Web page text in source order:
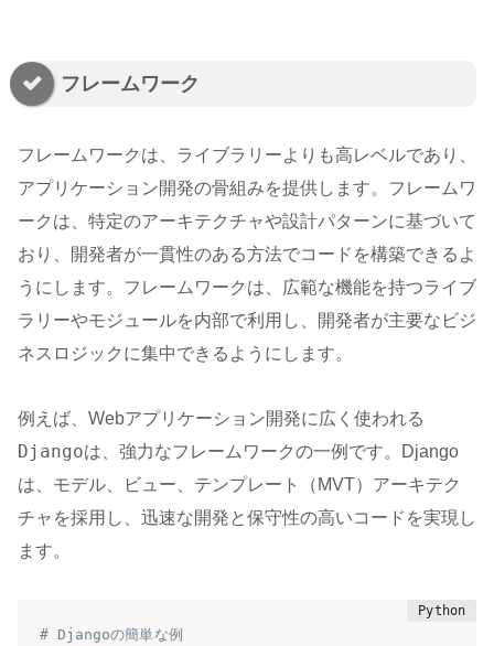
フレームワーク
フレームワークは、ライブラリーよりも高レベルであり、
アプリケーション開発の骨組みを提供します。フレームワ
ークは、特定のアーキテクチャや設計パターンに基づいて
おり、開発者が一貫性のある方法でコードを構築できるよ
うにします。フレームワークは、広範な機能を持つライブ
ラリーやモジュールを内部で利用し、開発者が主要なビジ
ネスロジックに集中できるようにします。
例えば、Webアプリケーション開発に広く使われる
Djangoは、強力なフレームワークの一例です。Django
は、モデル、ビュー、テンプレート（MVT）アーキテク
チャを採用し、迅速な開発と保守性の高いコードを実現し
ます。
# Djangoの簡単な例